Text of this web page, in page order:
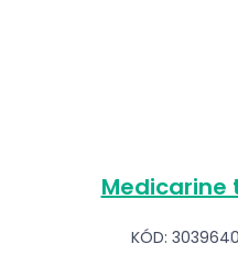
Medicarine
KÓD: 3039640